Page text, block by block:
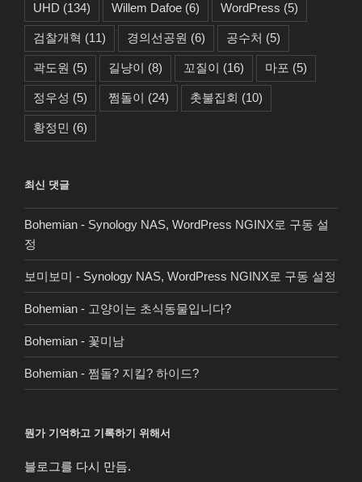
UHD (134) Willem Dafoe (6) WordPress (5)
검찰개혁 (11) 경의선공원 (6) 공수처 (5)
곽도원 (5) 길냥이 (8) 꼬질이 (16) 마포 (5)
정우성 (5) 쩜돌이 (24) 촛불집회 (10)
황정민 (6)
최신 댓글
Bohemian - Synology NAS, WordPress NGINX로 구동 설
정
보미보미 - Synology NAS, WordPress NGINX로 구동 설정
Bohemian - 고양이는 초식동물입니다?
Bohemian - 꽃미남
Bohemian - 쩜돌? 지킬? 하이드?
뭔가 기억하고 기록하기 위해서
블로그를 다시 만듬.